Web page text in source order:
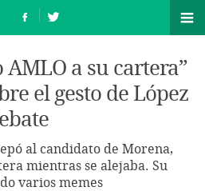
AMLO a su cartera”
el gesto de López
al candidato de Morena,
mientras se alejaba. Su
varios memes